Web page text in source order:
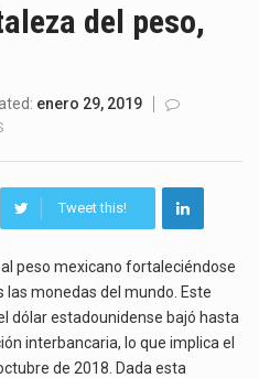
El derecho a la previsibilidad de los horarios de trabajo en turnos rotativos podría ser…
Las métricas tradicionales de los parques industriales —absorción, ocupación y metros cuadrados desarrollados— resultan insuficientes…
El Tribunal Federal de Justicia Administrativa (TFJA), a través de su Segunda Sala Regional en…
El Gobierno de Estados Unidos ha procesado la devolución de aproximadamente 100,000 millones de dólares…
del peso,
enero 29, 2019
FORTALEZA
DEL
¿DURARÁ?
Tweet this!
peso mexicano fortaleciéndose
monedas del mundo. Este
dólar estadounidense bajó hasta
interbancaria, lo que implica el
de 2018. Dada esta